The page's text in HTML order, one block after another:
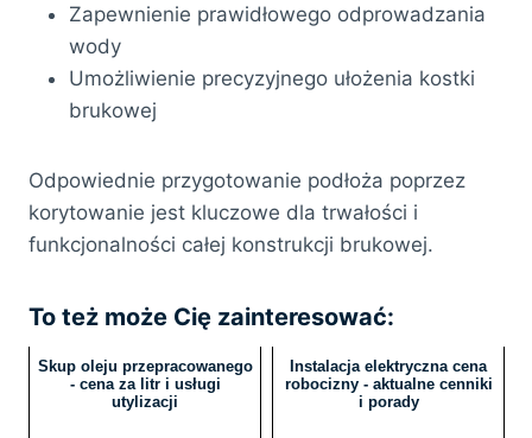
Zapewnienie prawidłowego odprowadzania
wody
Umożliwienie precyzyjnego ułożenia kostki
brukowej
Odpowiednie przygotowanie podłoża poprzez
korytowanie jest kluczowe dla trwałości i
funkcjonalności całej konstrukcji brukowej.
To też może Cię zainteresować:
Skup oleju przepracowanego
- cena za litr i usługi
utylizacji
Instalacja elektryczna cena
robocizny - aktualne cenniki
i porady